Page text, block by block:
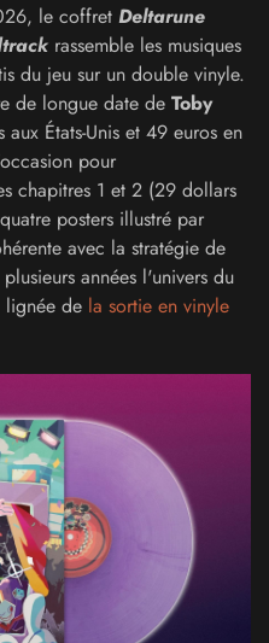
le coffret Deltarune
rassemble les musiques
du jeu sur un double vinyle.
de longue date de Toby
États-Unis et 49 euros en
pour
chapitres 1 et 2 (29 dollars
posters illustré par
avec la stratégie de
années l'univers du
lignée de la sortie en vinyle